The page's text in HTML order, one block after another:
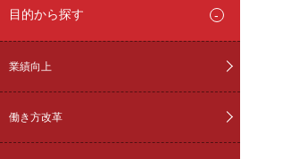
目的から探す
業績向上
働き方改革